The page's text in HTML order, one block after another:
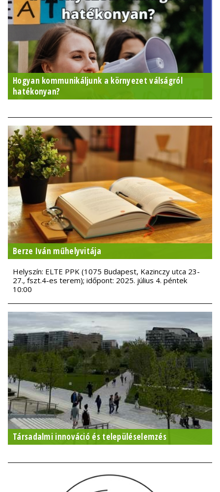
Hogyan kommunikáljunk a környezet válságról
hatékonyan?
Berze Iván műhelyvitája
Helyszín: ELTE PPK (1075 Budapest, Kazinczy utca 23-
27., fszt.4-es terem); időpont: 2025. július 4. péntek
10:00
Társadalmi innováció és településelemzés